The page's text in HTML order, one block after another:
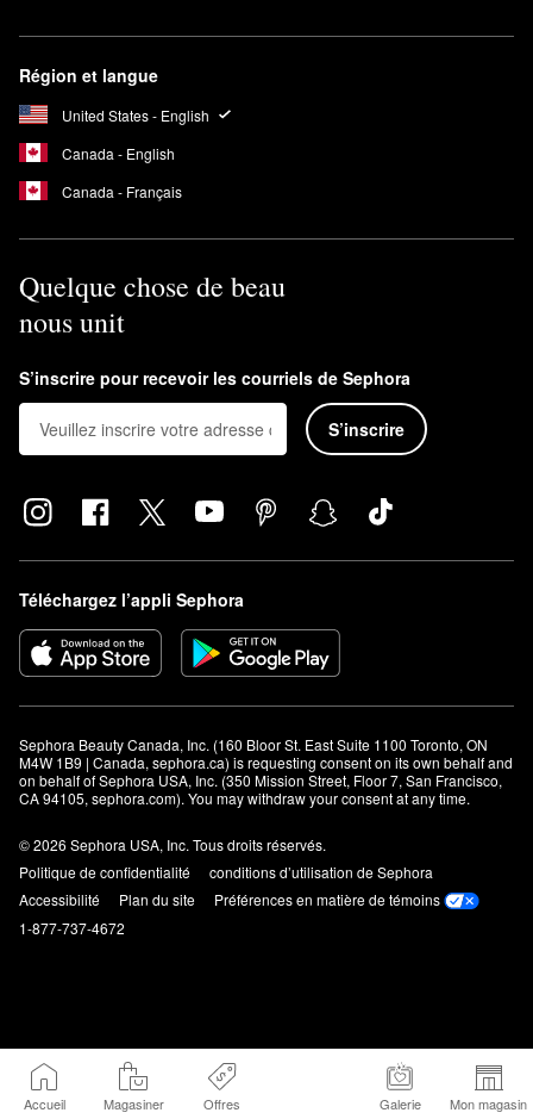
Accueil Magasiner Offres Galerie Mon magasin
Région et langue
United States - English
Canada - English
Canada - Français
Quelque chose de beau
nous unit
S’inscrire pour recevoir les courriels de Sephora
S’inscrire
Téléchargez l’appli Sephora
Sephora Beauty Canada, Inc. (160 Bloor St. East Suite 1100 Toronto, ON
M4W 1B9 | Canada, sephora.ca) is requesting consent on its own behalf and
on behalf of Sephora USA, Inc. (350 Mission Street, Floor 7, San Francisco,
CA 94105, sephora.com). You may withdraw your consent at any time.
© 2026 Sephora USA, Inc. Tous droits réservés.
Politique de confidentialité
conditions d’utilisation de Sephora
Accessibilité
Plan du site
Préférences en matière de témoins
1-877-737-4672